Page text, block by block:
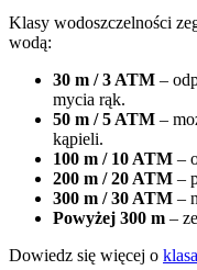
Klasy wodoszczelności
wodą:
30 m / 3 ATM –
mycia rąk.
50 m / 5 ATM –
kąpieli.
100 m / 10 ATM –
200 m / 20 ATM –
300 m / 30 ATM –
Powyżej 300 m –
Dowiedz się więcej o